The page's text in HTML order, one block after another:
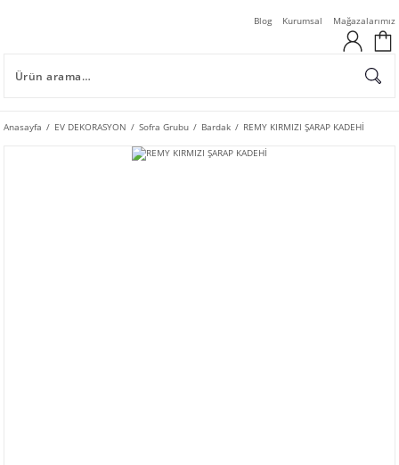
Blog Kurumsal Mağazalarımız
Anasayfa EV DEKORASYON Sofra Grubu Bardak REMY KIRMIZI ŞARAP KADEHİ